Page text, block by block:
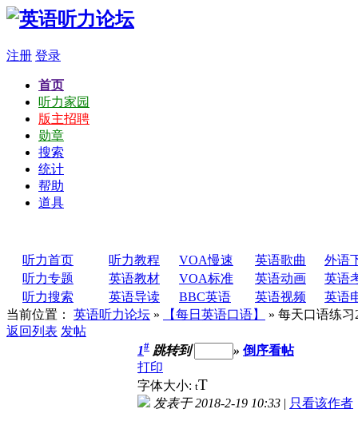
注册 登录
首页
听力家园
版主招聘
勋章
搜索
统计
帮助
道具
听力首页 听力教程 VOA慢速 英语歌曲
外语
听力专题
英语教材 VOA标准 英语动画
英语
听力搜索
英语导读 BBC英语 英语视频
英语
当前位置： 英语听力论坛 » 【每日英语口语】
» 每天口语练习
返回列表 发帖
1# 跳转到 » 倒序看帖
打印
字体大小: tT
发表于 2018-2-19 10:33 | 只看该作者